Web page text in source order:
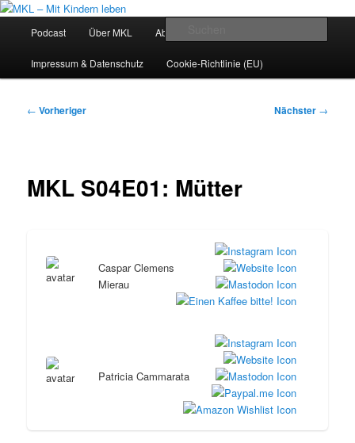
Zum
springenMKL – Mit Kindern leben
Der Eltern-Podcast mit Patricia Cammarata und Caspar Clemens Mierau
Podcast Über MKL Abonnieren
Impressum & Datenschutz Cookie-Richtlinie (EU)
Beitragsnavigation
← Vorheriger Nächster →
MKL S04E01: Mütter
Caspar Clemens
Mierau
Patricia Cammarata